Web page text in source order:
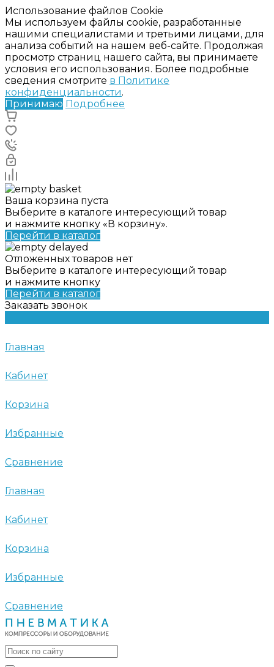
Использование файлов Cookie
Мы используем файлы cookie, разработанные
нашими специалистами и третьими лицами, для
анализа событий на нашем веб-сайте. Продолжая
просмотр страниц нашего сайта, вы принимаете
условия его использования. Более подробные
сведения смотрите в Политике
конфиденциальности.
Принимаю Подробнее
Ваша корзина пуста
Выберите в каталоге интересующий товар
и нажмите кнопку «В корзину».
Перейти в каталог
Отложенных товаров нет
Выберите в каталоге интересующий товар
и нажмите кнопку
Перейти в каталог
Заказать звонок
Главная
Кабинет
Корзина
Избранные
Сравнение
Главная
Кабинет
Корзина
Избранные
Сравнение